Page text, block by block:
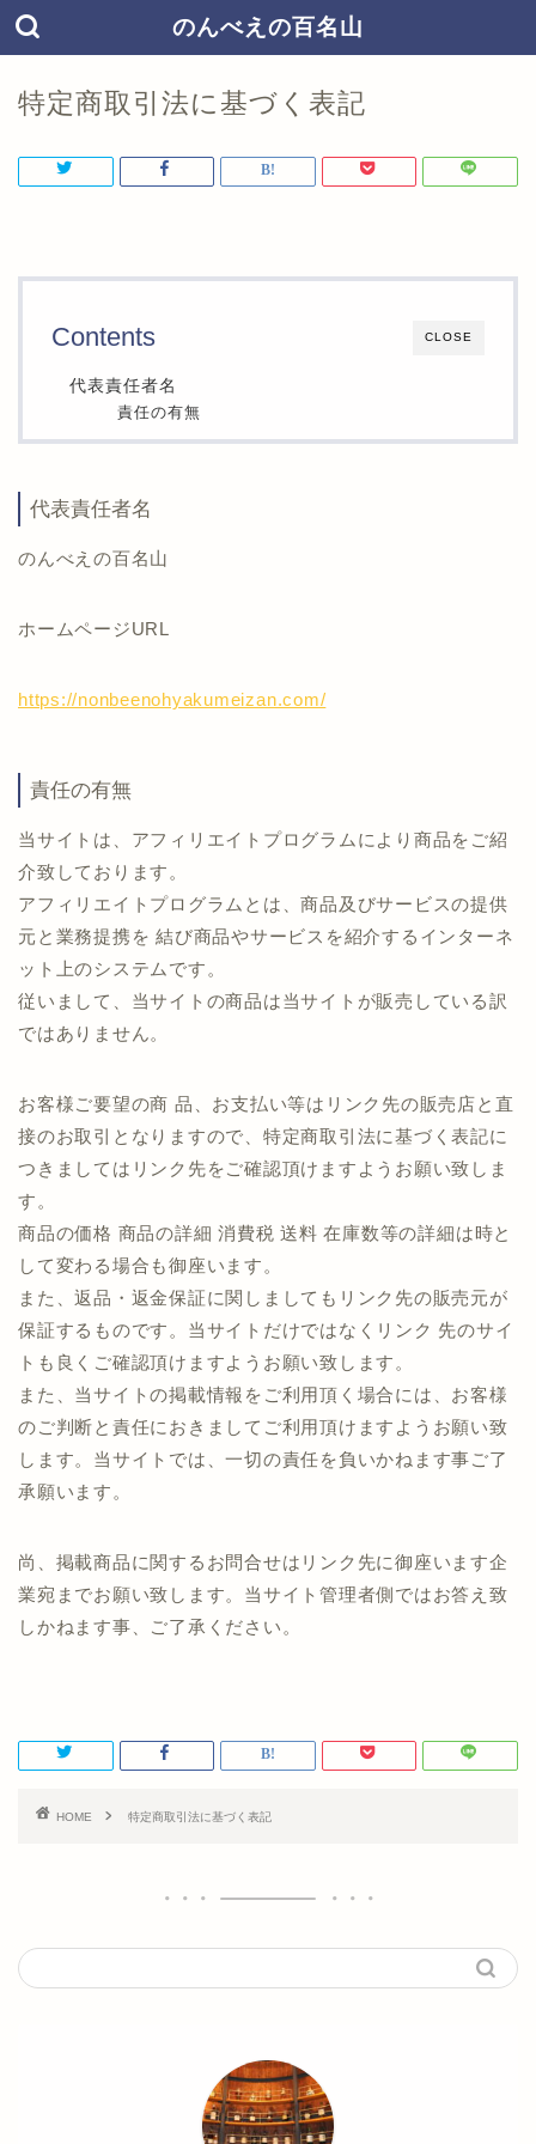
のんべえの百名山
特定商取引法に基づく表記
CLOSE
Contents
代表責任者名
責任の有無
代表責任者名
のんべえの百名山
ホームページURL
https://nonbeenohyakumeizan.com/
責任の有無
当サイトは、アフィリエイトプログラムにより商品をご紹
介致しております。
アフィリエイトプログラムとは、商品及びサービスの提供
元と業務提携を 結び商品やサービスを紹介するインターネ
ット上のシステムです。
従いまして、当サイトの商品は当サイトが販売している訳
ではありません。
お客様ご要望の商 品、お支払い等はリンク先の販売店と直
接のお取引となりますので、特定商取引法に基づく表記に
つきましてはリンク先をご確認頂けますようお願い致しま
す。
商品の価格 商品の詳細 消費税 送料 在庫数等の詳細は時と
して変わる場合も御座います。
また、返品・返金保証に関しましてもリンク先の販売元が
保証するものです。当サイトだけではなくリンク 先のサイ
トも良くご確認頂けますようお願い致します。
また、当サイトの掲載情報をご利用頂く場合には、お客様
のご判断と責任におきましてご利用頂けますようお願い致
します。当サイトでは、一切の責任を負いかねます事ご了
承願います。
尚、掲載商品に関するお問合せはリンク先に御座います企
業宛までお願い致します。当サイト管理者側ではお答え致
しかねます事、ご了承ください。
HOME 特定商取引法に基づく表記